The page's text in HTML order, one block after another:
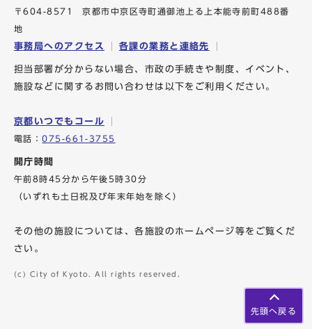
先頭へ戻る
〒604-8571 京都市中京区寺町通御池上る上本能寺前町488番
地
事務局へのアクセス 各課の業務と連絡先
担当部署が分からない場合、市政の手続きや制度、イベント、
施設などに関するお問い合わせは以下をご利用ください。
京都いつでもコール
電話：075-661-3755
開庁時間
午前8時45分から午後5時30分
（いずれも土日祝及び年末年始を除く）
その他の施設については、各施設のホームページ等をご覧くだ
さい。
(c) City of Kyoto. All rights reserved.